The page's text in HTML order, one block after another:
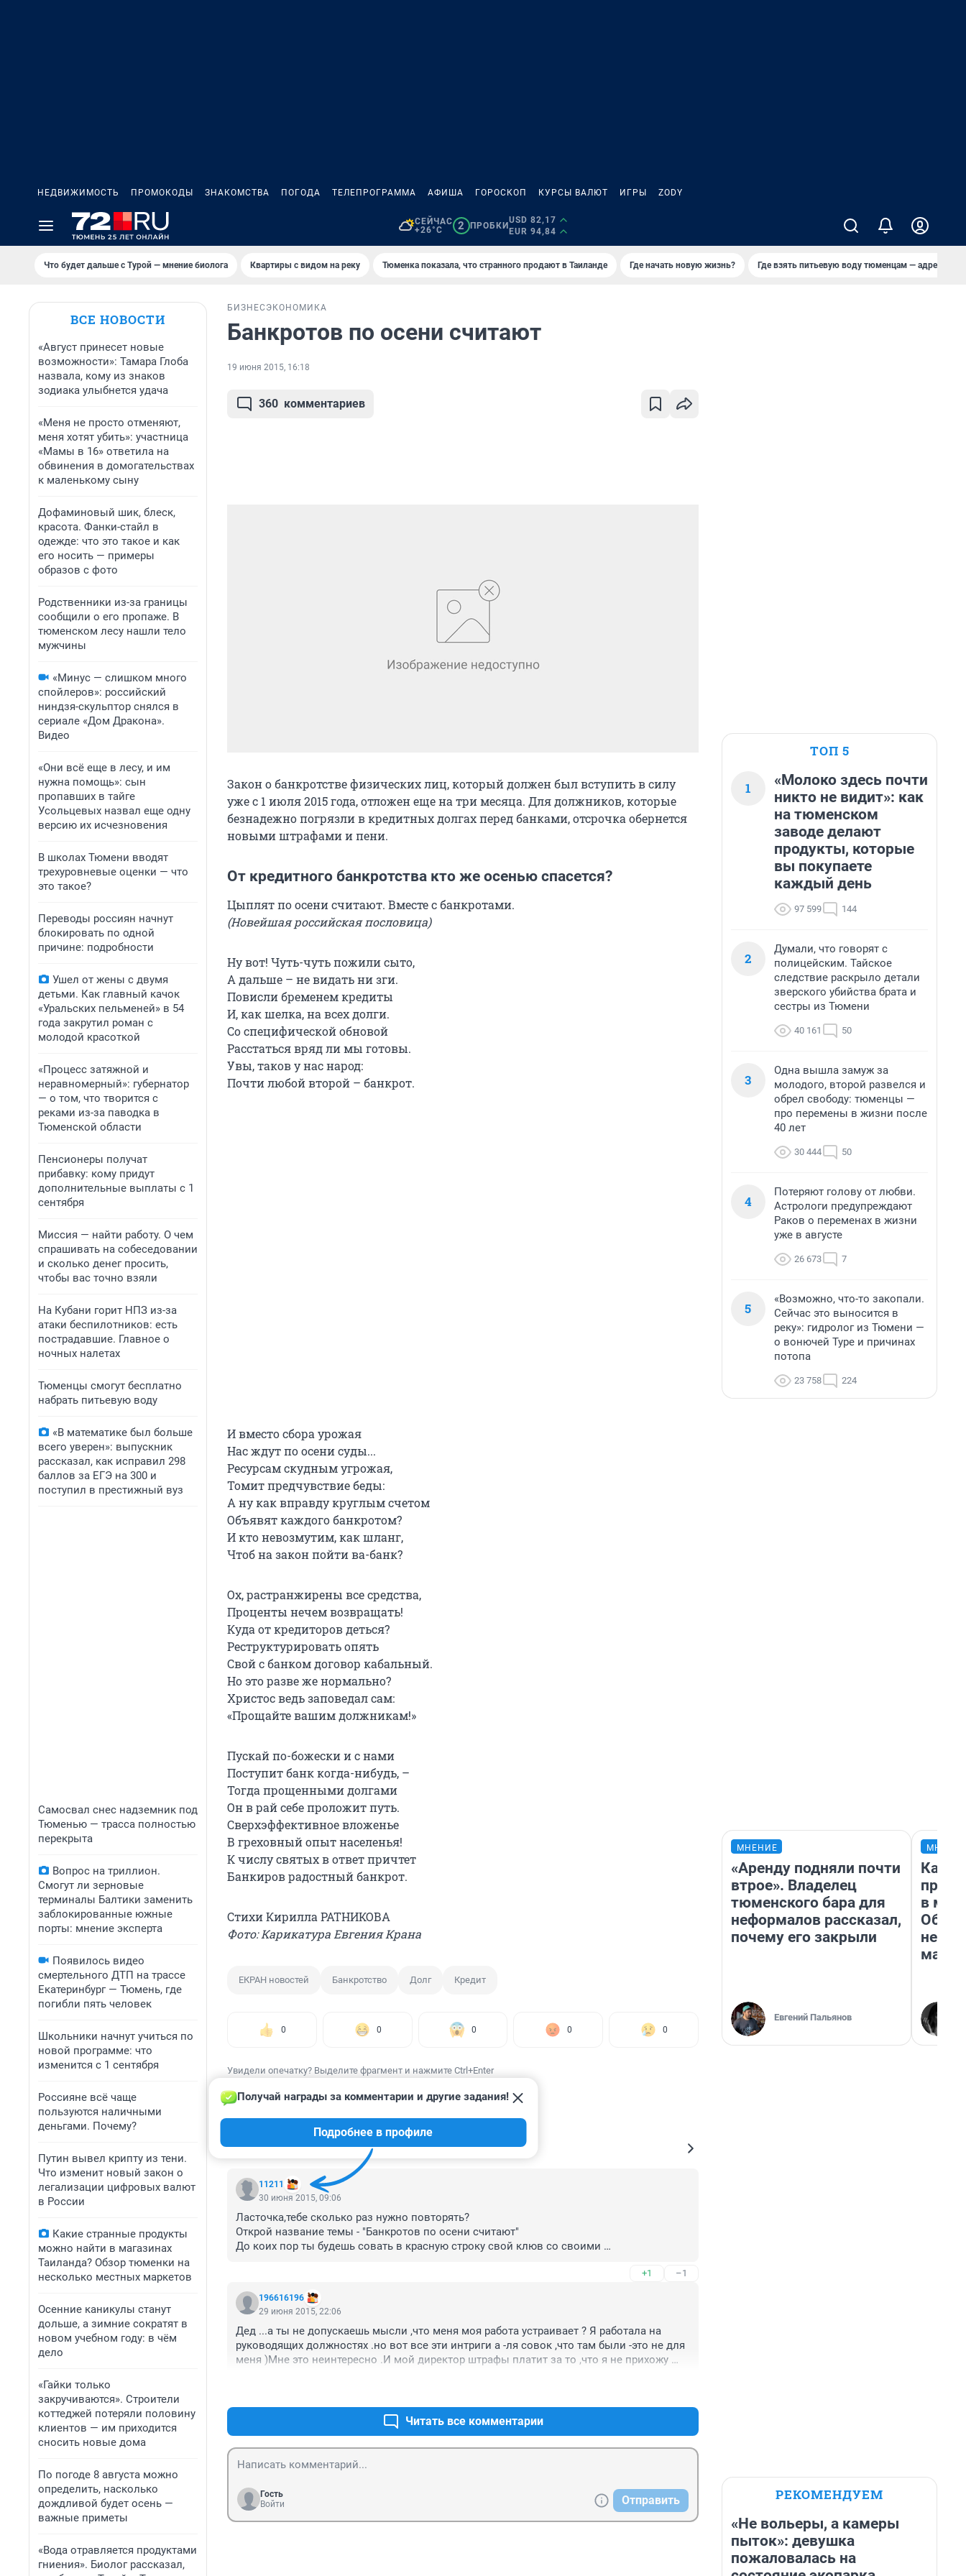
НЕДВИЖИМОСТЬ ПРОМОКОДЫ ЗНАКОМСТВА ПОГОДА ТЕЛЕПРОГРАММА АФИША ГОРОСКОП КУРСЫ ВАЛЮТ ИГРЫ ZODY
СЕЙЧАС
+26°C
2 ПРОБКИ
USD 82,17
EUR 94,84
Что будет дальше с Турой — мнение биолога Квартиры с видом на реку Тюменка показала, что странного продают в Таиланде Где начать новую жизнь? Где взять питьевую воду тюменцам — адреса
ВСЕ НОВОСТИ
«Август принесет новые
возможности»: Тамара Глоба
назвала, кому из знаков
зодиака улыбнется удача
«Меня не просто отменяют,
меня хотят убить»: участница
«Мамы в 16» ответила на
обвинения в домогательствах
к маленькому сыну
Дофаминовый шик, блеск,
красота. Фанки-стайл в
одежде: что это такое и как
его носить — примеры
образов с фото
Родственники из-за границы
сообщили о его пропаже. В
тюменском лесу нашли тело
мужчины
«Минус — слишком много
спойлеров»: российский
ниндзя-скульптор снялся в
сериале «Дом Дракона».
Видео
«Они всё еще в лесу, и им
нужна помощь»: сын
пропавших в тайге
Усольцевых назвал еще одну
версию их исчезновения
В школах Тюмени вводят
трехуровневые оценки — что
это такое?
Переводы россиян начнут
блокировать по одной
причине: подробности
Ушел от жены с двумя
детьми. Как главный качок
«Уральских пельменей» в 54
года закрутил роман с
молодой красоткой
«Процесс затяжной и
неравномерный»: губернатор
— о том, что творится с
реками из-за паводка в
Тюменской области
Пенсионеры получат
прибавку: кому придут
дополнительные выплаты с 1
сентября
Миссия — найти работу. О чем
спрашивать на собеседовании
и сколько денег просить,
чтобы вас точно взяли
На Кубани горит НПЗ из-за
атаки беспилотников: есть
пострадавшие. Главное о
ночных налетах
Тюменцы смогут бесплатно
набрать питьевую воду
«В математике был больше
всего уверен»: выпускник
рассказал, как исправил 298
баллов за ЕГЭ на 300 и
поступил в престижный вуз
Самосвал снес надземник под
Тюменью — трасса полностью
перекрыта
Вопрос на триллион.
Смогут ли зерновые
терминалы Балтики заменить
заблокированные южные
порты: мнение эксперта
Появилось видео
смертельного ДТП на трассе
Екатеринбург — Тюмень, где
погибли пять человек
Школьники начнут учиться по
новой программе: что
изменится с 1 сентября
Россияне всё чаще
пользуются наличными
деньгами. Почему?
Путин вывел крипту из тени.
Что изменит новый закон о
легализации цифровых валют
в России
Какие странные продукты
можно найти в магазинах
Таиланда? Обзор тюменки на
несколько местных маркетов
Осенние каникулы станут
дольше, а зимние сократят в
новом учебном году: в чём
дело
«Гайки только
закручиваются». Строители
коттеджей потеряли половину
клиентов — им приходится
сносить новые дома
По погоде 8 августа можно
определить, насколько
дождливой будет осень —
важные приметы
«Вода отравляется продуктами
гниения». Биолог рассказал,
БИЗНЕС ЭКОНОМИКА
Банкротов по осени считают
19 июня 2015, 16:18
360 комментариев
Закон о банкротстве физических лиц, который должен был вступить в силу
уже с 1 июля 2015 года, отложен еще на три месяца. Для должников, которые
безнадежно погрязли в кредитных долгах перед банками, отсрочка обернется
новыми штрафами и пени.
От кредитного банкротства кто же осенью спасется?
Цыплят по осени считают. Вместе с банкротами.
(Новейшая российская пословица)
Ну вот! Чуть-чуть пожили сыто,
А дальше – не видать ни зги.
Повисли бременем кредиты
И, как шелка, на всех долги.
Со специфической обновой
Расстаться вряд ли мы готовы.
Увы, таков у нас народ:
Почти любой второй – банкрот.
И вместо сбора урожая
Нас ждут по осени суды...
Ресурсам скудным угрожая,
Томит предчувствие беды:
А ну как вправду круглым счетом
Объявят каждого банкротом?
И кто невозмутим, как шланг,
Чтоб на закон пойти ва-банк?
Ох, растранжирены все средства,
Проценты нечем возвращать!
Куда от кредиторов деться?
Реструктурировать опять
Свой с банком договор кабальный.
Но это разве же нормально?
Христос ведь заповедал сам:
«Прощайте вашим должникам!»
Пускай по-божески и с нами
Поступит банк когда-нибудь, –
Тогда прощенными долгами
Он в рай себе проложит путь.
Сверхэффективное вложенье
В греховный опыт населенья!
К числу святых в ответ причтет
Банкиров радостный банкрот.
Стихи Кирилла РАТНИКОВА
Фото: Карикатура Евгения Крана
ЕКРАН новостей Банкротство Долг Кредит
0 0 0 0 0
Увидели опечатку? Выделите фрагмент и нажмите Ctrl+Enter
КОММЕНТАРИИ 360
11211
Получай награды за комментарии и другие задания!
Подробнее в профиле
30 июня 2015, 09:06
Ласточка,тебе сколько раз нужно повторять?
Открой название темы - "Банкротов по осени считают"
До коих пор ты будешь совать в красную строку свой клюв со своими
Что за мания вынести свой бред на первую полосу? Ведь пять лет твердят что тебе, что
тьфушке, что гнусу - ушел от темы, общайся на задворках!
... невосприимчивость.
+1 –1
196616196
29 июня 2015, 22:06
Дед ...а ты не допускаешь мысли ,что меня моя работа устраивает ? Я работала на
руководящих должностях .но вот все эти интриги а -ля совок ,что там были -это не для
меня )Мне это неинтересно .И мой директор штрафы платит за то ,что я не прихожу
Читать все комментарии
Гость
Войти
Отправить
ТОП 5
1
«Молоко здесь почти
никто не видит»: как
на тюменском
заводе делают
продукты, которые
вы покупаете
каждый день
97 599 144
2
Думали, что говорят с
полицейским. Тайское
следствие раскрыло детали
зверского убийства брата и
сестры из Тюмени
40 161 50
3
Одна вышла замуж за
молодого, второй развелся и
обрел свободу: тюменцы —
про перемены в жизни после
40 лет
30 444 50
4
Потеряют голову от любви.
Астрологи предупреждают
Раков о переменах в жизни
уже в августе
26 673 7
5
«Возможно, что-то закопали.
Сейчас это выносится в
реку»: гидролог из Тюмени —
о вонючей Туре и причинах
потопа
23 758 224
МНЕНИЕ
«Аренду подняли почти
втрое». Владелец
тюменского бара для
неформалов рассказал,
почему его закрыли
Евгений Пальянов
в
РЕКОМЕНДУЕМ
«Не вольеры, а камеры
пыток»: девушка
пожаловалась на